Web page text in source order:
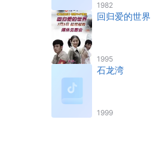
1982
回归爱的世界
1995
石龙湾
1999